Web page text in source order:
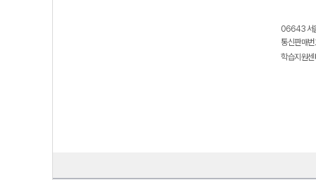
06643 서
통신판매
학습지원